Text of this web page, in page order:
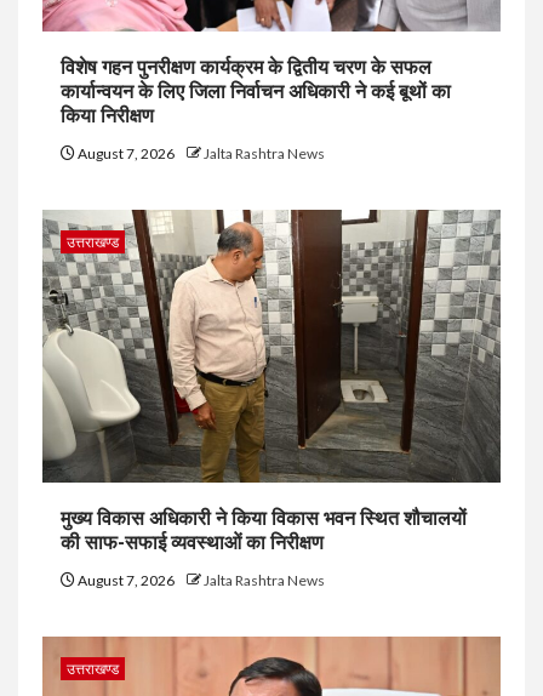
विशेष गहन पुनरीक्षण कार्यक्रम के द्वितीय चरण के सफल
कार्यान्वयन के लिए जिला निर्वाचन अधिकारी ने कई बूथों का
किया निरीक्षण
August 7, 2026 Jalta Rashtra News
उत्तराखण्ड
मुख्य विकास अधिकारी ने किया विकास भवन स्थित शौचालयों
की साफ-सफाई व्यवस्थाओं का निरीक्षण
August 7, 2026 Jalta Rashtra News
उत्तराखण्ड